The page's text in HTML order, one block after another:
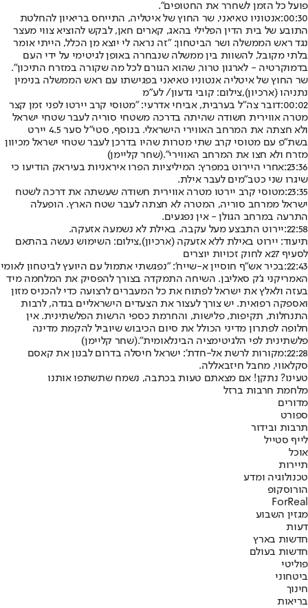
פועל כל הזמן לשחרר את החטופים".
00:30: אנטוניו טאיאני, שר החוץ של איטליה, התייחס בריאיון להחלטת
התובע של בית הדין הפלילי בהאג, קארים חאן, לבקש להוציא צווי מעצר
נגד ראש הממשלה ושר הביטחון: "זה נראה לי יוצא מן הכלל, הייתי אומר
בלתי מקובל, להשוות בין ממשלה שנבחרה באופן לגיטימי על ידי העם
בדמוקרטיה - לארגון טרור, שהוא הגורם לכל מה שקורה במזרח התיכון".
שר החוץ של איטליה אנטוניו טאיאני בפגישתו עם ראש הממשלה בנימין
נתניהו (ארכיון),צילום: קובי גדעון/ לע"מ
00:02: דובר צה"ל בערבית, אביחי אדרעי: "מטוסי קרב יירטו לפני זמן קצר
מטרה אווירית חשודה שהיתה בדרכה משטחי סוריה לעבר שטחי ישראל
ולא חצתה את המרחב האווירי הישראלי. בנוסף, סטי"ל סער 4.5 יירט
בשת"פ עם מטוסי קרב שתי מטרות שהיו בדרכן לעבר שטחי ישראל מכיוון
מזרח ולא חצו את המרחב האווירי".(שחר קליימן)
23:36: אחרי היירוט במפרץ: המיליציות הפרו איראניות בעיראק הודיעו כי
שיגרו שני כטב"מים לעבר אילת.
23:35: מטוסי קרב יירטו מטרה אווירית חשודה שעשתה את דרכה לשטח
ישראל ממרחב סוריה, המטרה לא חצתה לעבר שטח הארץ. הופעלה
התרעה במרחב הגולן - אין נפגעים.
22:58: יירוט התבצע מעל עקבה. באילת לא נשמעה אזעקה.
תיעוד: יירוט באילת ללא אזעקה (ארכיון),צילום: השימוש נעשה בהתאם
לסעיף 27א לחוק זכויות יוצרים
22:43: בכיר אש"ף חוסיין א-שייח': "נפגשתי אתמול עם היועץ לביטחון לאומי
האמריקני ג'ק סאליבן. השיחה התמקדה בצורך להפסיק את המלחמה מיד
בעזה ולאלץ את ישראל לפתוח את כל המעברים לרצועה כדי להכניס מזון
ואספקה רפואית. יש צורך לעצור את הצעדים הישראליים בגדה, לרבות
התנחלות, תקיפות, פלישות, והחרמת כספי הרשות הפלשתינית. אין
חלופה לפתרון מדיני הכולל את סיום הכיבוש שיוביל להקמת מדינה
פלשתינית לפי הלגיטימציה הבינלאומית".(שחר קליימן)
22:28: מקורות לרשת אל-חדת': ישראל חיסלה בדרום לבנון את קאסם
סקלאווי, מחבל חיזבאללה.
טעינו? נתקן! אם מצאתם טעות בכתבה, נשמח שתשתפו אותנו
מלחמת חרבות ברזל
מדורים
ספורט
תרבות ובידור
לייף סטייל
אוכל
תיירות
טכנולוגיה ומדע
הורוסקופ
ForReal
מגזין השבוע
דעות
חדשות בארץ
חדשות בעולם
פוליטי
ביטחוני
חינוך
בריאות